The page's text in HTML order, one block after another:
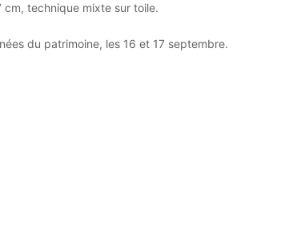
technique mixte sur toile.
du patrimoine, les 16 et 17 septembre.